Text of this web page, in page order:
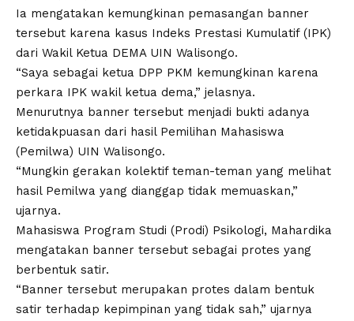
Ia mengatakan kemungkinan pemasangan banner
tersebut karena kasus Indeks Prestasi Kumulatif (IPK)
dari Wakil Ketua DEMA UIN Walisongo.
“Saya sebagai ketua DPP PKM kemungkinan karena
perkara IPK wakil ketua dema,” jelasnya.
Menurutnya banner tersebut menjadi bukti adanya
ketidakpuasan dari hasil Pemilihan Mahasiswa
(Pemilwa) UIN Walisongo.
“Mungkin gerakan kolektif teman-teman yang melihat
hasil Pemilwa yang dianggap tidak memuaskan,”
ujarnya.
Mahasiswa Program Studi (Prodi) Psikologi, Mahardika
mengatakan banner tersebut sebagai protes yang
berbentuk satir.
“Banner tersebut merupakan protes dalam bentuk
satir terhadap kepimpinan yang tidak sah,” ujarnya